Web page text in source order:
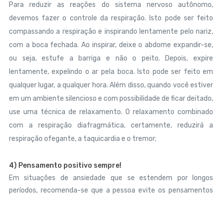
Para reduzir as reações do sistema nervoso autônomo,
devemos fazer o controle da respiração. Isto pode ser feito
compassando a respiração e inspirando lentamente pelo nariz,
com a boca fechada. Ao inspirar, deixe o abdome expandir-se,
ou seja, estufe a barriga e não o peito. Depois, expire
lentamente, expelindo o ar pela boca. Isto pode ser feito em
qualquer lugar, a qualquer hora. Além disso, quando você estiver
em um ambiente silencioso e com possibilidade de ficar deitado,
use uma técnica de relaxamento. O relaxamento combinado
com a respiração diafragmática, certamente, reduzirá a
respiração ofegante, a taquicardia e o tremor;
4) Pensamento positivo sempre!
Em situações de ansiedade que se estendem por longos
períodos, recomenda-se que a pessoa evite os pensamentos